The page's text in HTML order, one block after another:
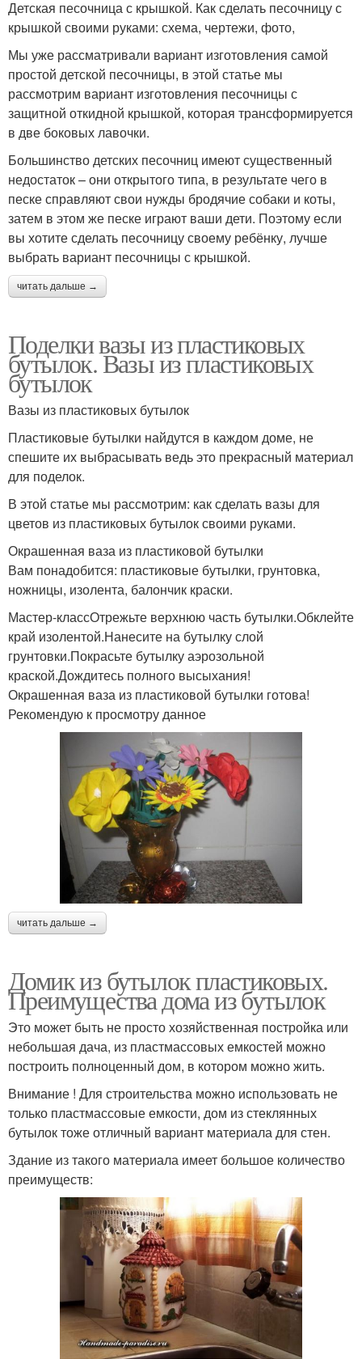
Детская песочница с крышкой. Как сделать песочницу с
крышкой своими руками: схема, чертежи, фото,
Мы уже рассматривали вариант изготовления самой
простой детской песочницы, в этой статье мы
рассмотрим вариант изготовления песочницы с
защитной откидной крышкой, которая трансформируется
в две боковых лавочки.
Большинство детских песочниц имеют существенный
недостаток – они открытого типа, в результате чего в
песке справляют свои нужды бродячие собаки и коты,
затем в этом же песке играют ваши дети. Поэтому если
вы хотите сделать песочницу своему ребёнку, лучше
выбрать вариант песочницы с крышкой.
читать дальше →
Поделки вазы из пластиковых
бутылок. Вазы из пластиковых
бутылок
Вазы из пластиковых бутылок
Пластиковые бутылки найдутся в каждом доме, не
спешите их выбрасывать ведь это прекрасный материал
для поделок.
В этой статье мы рассмотрим: как сделать вазы для
цветов из пластиковых бутылок своими руками.
Окрашенная ваза из пластиковой бутылки
Вам понадобится: пластиковые бутылки, грунтовка,
ножницы, изолента, балончик краски.
Мастер-классОтрежьте верхнюю часть бутылки.Обклейте
край изолентой.Нанесите на бутылку слой
грунтовки.Покрасьте бутылку аэрозольной
краской.Дождитесь полного высыхания!
Окрашенная ваза из пластиковой бутылки готова!
Рекомендую к просмотру данное
читать дальше →
Домик из бутылок пластиковых.
Преимущества дома из бутылок
Это может быть не просто хозяйственная постройка или
небольшая дача, из пластмассовых емкостей можно
построить полноценный дом, в котором можно жить.
Внимание ! Для строительства можно использовать не
только пластмассовые емкости, дом из стеклянных
бутылок тоже отличный вариант материала для стен.
Здание из такого материала имеет большое количество
преимуществ: